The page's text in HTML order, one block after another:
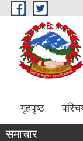
Skip to main content
गृहपृष्ठ
समाचार